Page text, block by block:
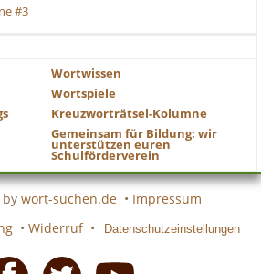
#3
Wortwissen
Wortspiele
Kreuzworträtsel-Kolumne
Gemeinsam für Bildung: wir
unterstützen euren
Schulförderverein
by wort-suchen.de • Impressum
• Widerruf • Datenschutzeinstellungen